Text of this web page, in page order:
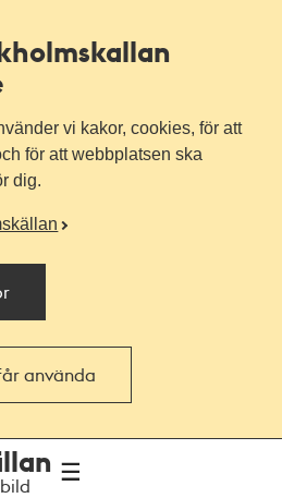
vi kakor, cookies, för att
för att webbplatsen ska
dig.
använda